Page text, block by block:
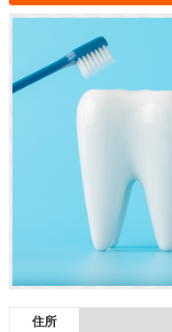
住所